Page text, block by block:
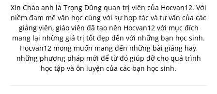
Xin Chào anh là Trọng Dũng quan trị viên của Hocvan12. Với
niềm đam mê văn học cùng với sự hợp tác và tư vấn của các
giảng viên, giáo viên đã tạo nên Hocvan12 với mục đích
mang lại những giá trị tốt đẹp đến với những bạn học sinh.
Hocvan12 mong muốn mang đến những bài giảng hay,
những phương pháp mới để từ đó giúp đỡ cho quá trình
học tập và ôn luyện của các bạn học sinh.